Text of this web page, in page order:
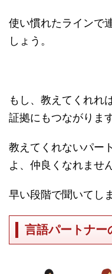
使い慣れたラインで
しょう。
もし、教えてくれれ
証拠にもつながりま
教えてくれないパー
よ、仲良くなれませ
早い段階で聞いてし
言語パートナー